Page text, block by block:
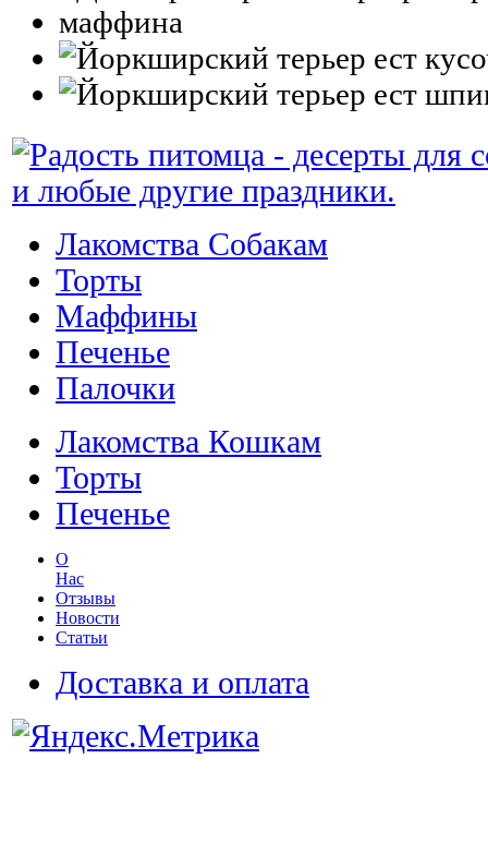
Лакомства Собакам
Торты
Маффины
Печенье
Палочки
Лакомства Кошкам
Торты
Печенье
О
Нас
Отзывы
Новости
Статьи
Доставка и оплата